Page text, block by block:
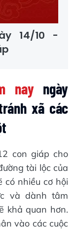
14/10 -
nayngày
xã các
con giáp cho
tài lộc của
có nhiều cơ hội
và dành tâm
khả quan hơn.
vào các cuộc